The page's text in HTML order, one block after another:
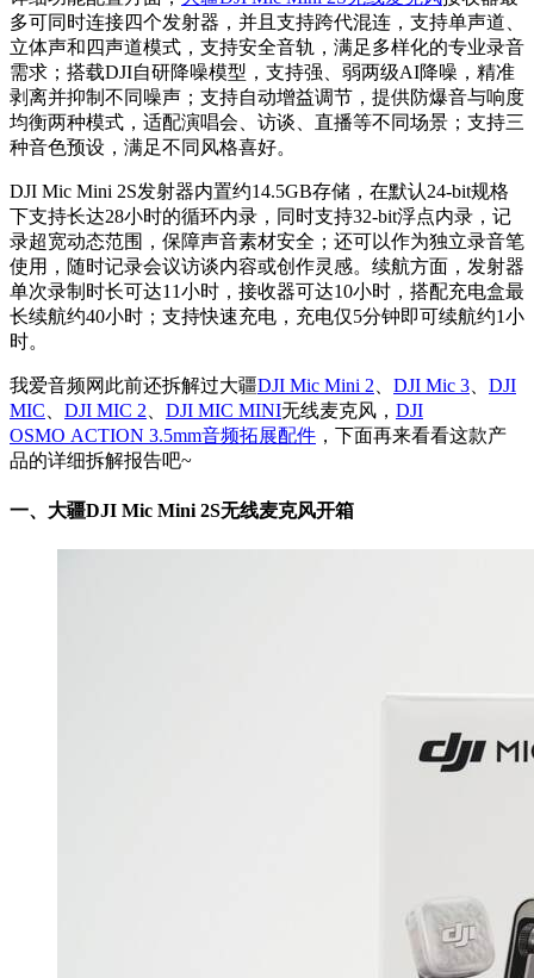
多可同时连接四个发射器，并且支持跨代混连，支持单声道、
立体声和四声道模式，支持安全音轨，满足多样化的专业录音
需求；搭载DJI自研降噪模型，支持强、弱两级AI降噪，精准
剥离并抑制不同噪声；支持自动增益调节，提供防爆音与响度
均衡两种模式，适配演唱会、访谈、直播等不同场景；支持三
种音色预设，满足不同风格喜好。
DJI Mic Mini 2S发射器内置约14.5GB存储，在默认24-bit规格
下支持长达28小时的循环内录，同时支持32-bit浮点内录，记
录超宽动态范围，保障声音素材安全；还可以作为独立录音笔
使用，随时记录会议访谈内容或创作灵感。续航方面，发射器
单次录制时长可达11小时，接收器可达10小时，搭配充电盒最
长续航约40小时；支持快速充电，充电仅5分钟即可续航约1小
时。
我爱音频网此前还拆解过大疆DJI Mic Mini 2 DJI Mic 3
DJI
MIC
DJI MIC 2 DJI MIC MINI无线麦克风， DJI
OSMO ACTION 3.5mm音频拓展配件 ，下面再来看看这款产
品的详细拆解报告吧~
一、大疆DJI Mic Mini 2S无线麦克风开箱